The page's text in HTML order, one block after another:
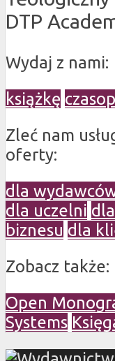
DTP
Wydaj z nami:
książkę
Zleć nam
oferty:
dla
dla uczelni
biznesu dla
Zobacz także:
Open
Systems